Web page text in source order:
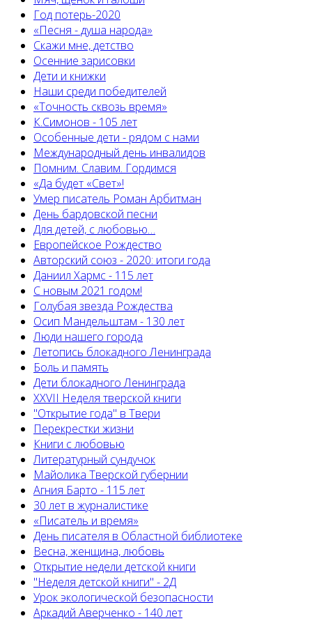
Год потерь-2020
«Песня - душа народа»
Скажи мне, детство
Осенние зарисовки
Дети и книжки
Наши среди победителей
«Точность сквозь время»
К.Симонов - 105 лет
Особенные дети - рядом с нами
Международный день инвалидов
Помним. Славим. Гордимся
«Да будет «Свет»!
Умер писатель Роман Арбитман
День бардовской песни
Для детей, с любовью…
Европейскоe Рождество
Авторский союз - 2020: итоги года
Даниил Хармс - 115 лет
С новым 2021 годом!
Голубая звезда Рождества
Осип Мандельштам - 130 лет
Люди нашего города
Летопись блокадного Ленинграда
Боль и память
Дети блокадного Ленинграда
XXVII Неделя тверской книги
"Открытие года" в Твери
Перекрестки жизни
Книги с любовью
Литературный сундучок
Майолика Тверской губернии
Агния Барто - 115 лет
30 лет в журналистике
«Писатель и время»
День писателя в Областной библиотеке
Весна, женщина, любовь
Открытие недели детской книги
"Неделя детской книги" - 2Д
Урок экологической безопасности
Аркадий Аверченко - 140 лет